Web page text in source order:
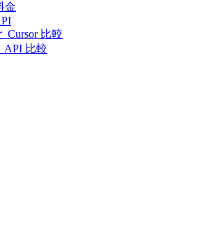
金
Cursor 比較
API 比較